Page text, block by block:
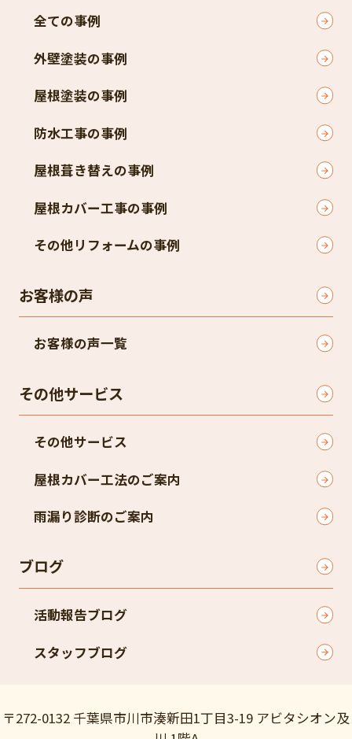
全ての事例
外壁塗装の事例
屋根塗装の事例
防水工事の事例
屋根葺き替えの事例
屋根カバー工事の事例
その他リフォームの事例
お客様の声
お客様の声一覧
その他サービス
その他サービス
屋根カバー工法のご案内
雨漏り診断のご案内
ブログ
活動報告ブログ
スタッフブログ
〒272-0132 千葉県市川市湊新田1丁目3-19 アビタシオン及